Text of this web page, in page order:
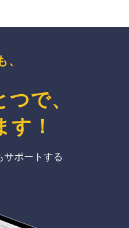
つで、
す ！
サポートする